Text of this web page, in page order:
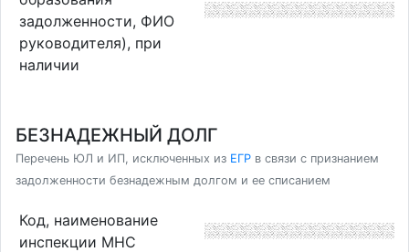
задолженности, ФИО
руководителя), при
наличии
БЕЗНАДЕЖНЫЙ ДОЛГ
Перечень ЮЛ и ИП, исключенных из ЕГР в связи с признанием
задолженности безнадежным долгом и ее списанием
Код, наименование
инспекции МНС